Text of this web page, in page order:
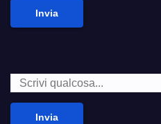
Invia
Invia